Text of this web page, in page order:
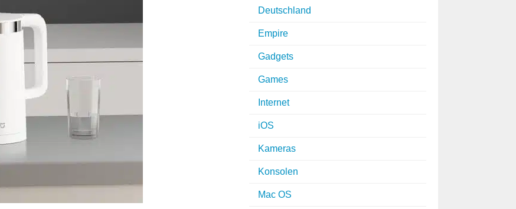
Deutschland
Empire
Gadgets
Games
Internet
iOS
Kameras
Konsolen
Mac OS